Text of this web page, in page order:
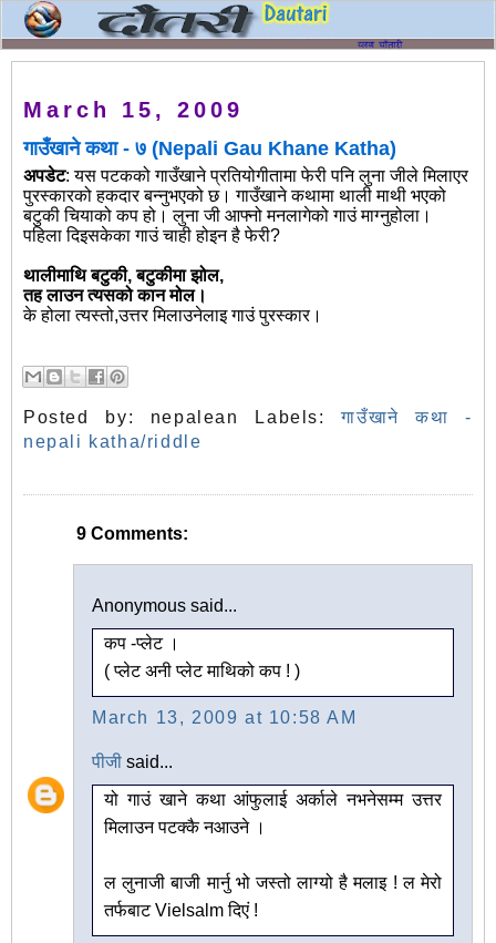
March 15, 2009
गाउँखाने कथा - ७ (Nepali Gau Khane Katha)
अपडेट: यस पटकको गाउँखाने प्रतियोगीतामा फेरी पनि लुना जीले मिलाएर
पुरस्कारको हकदार बन्नुभएको छ। गाउँखाने कथामा थाली माथी भएको
बटुकी चियाको कप हो। लुना जी आफ्नो मनलागेको गाउं माग्नुहोला।
पहिला दिइसकेका गाउं चाही होइन है फेरी?
थालीमाथि बटुकी, बटुकीमा झोल,
तह लाउन त्यसको कान मोल।
के होला त्यस्तो,उत्तर मिलाउनेलाइ गाउं पुरस्कार।
Posted by: nepalean Labels:गाउँखाने कथा -
nepali katha/riddle
9 Comments:
Anonymous said...
कप -प्लेट ।
( प्लेट अनी प्लेट माथिको कप ! )
March 13, 2009 at 10:58 AM
पीजी said...
यो गाउं खाने कथा आंफुलाई अर्काले नभनेसम्म उत्तर
मिलाउन पटक्कै नआउने ।
ल लुनाजी बाजी मार्नु भो जस्तो लाग्यो है मलाइ ! ल मेरो
तर्फबाट Vielsalm दिएं !